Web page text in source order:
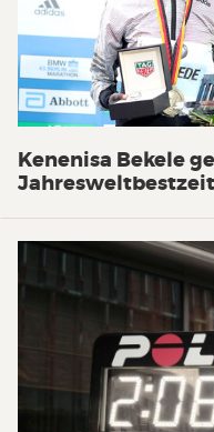
Kenenisa Bekele